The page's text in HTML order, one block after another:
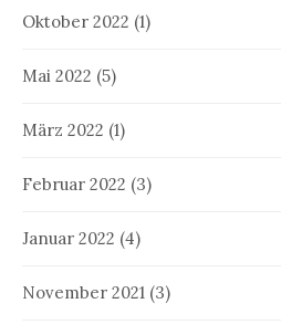
Oktober 2022 (1)
Mai 2022 (5)
März 2022 (1)
Februar 2022 (3)
Januar 2022 (4)
November 2021 (3)